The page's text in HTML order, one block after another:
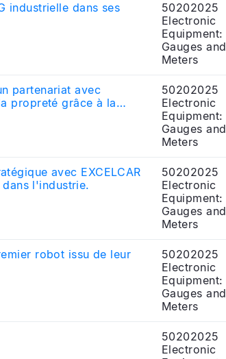
industrielle dans ses
50202025
Electronic
Equipment:
Gauges and
Meters
partenariat avec
propreté grâce à la
50202025
Electronic
Equipment:
Gauges and
Meters
avec EXCELCAR
l'industrie.
50202025
Electronic
Equipment:
Gauges and
Meters
robot issu de leur
50202025
Electronic
Equipment:
Gauges and
Meters
50202025
Electronic